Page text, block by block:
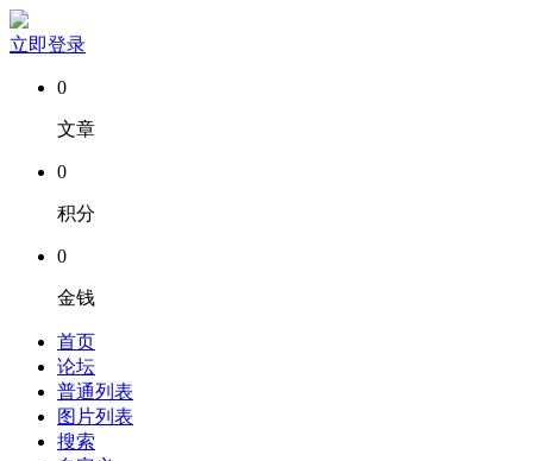
立即登录
0
文章
0
积分
0
金钱
首页
论坛
普通列表
图片列表
搜索